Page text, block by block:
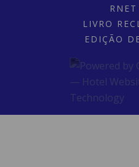
LIVRO
EDIÇÃO